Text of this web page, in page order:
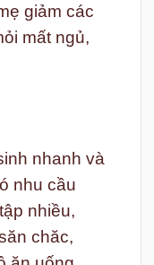
giảm các
mất ngủ,
nhanh và
nhu cầu
nhiều,
chăc,